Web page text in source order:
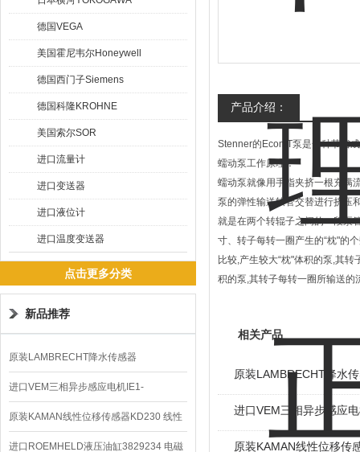
德国VEGA
美国霍尼韦尔Honeywell
德国西门子Siemens
德国科隆KROHNE
美国索尔SOR
进口流量计
进口变送器
进口液位计
进口温度变送器
点击更多分类
新品推荐
原装LAMBRECHT降水传感器
00.14575.20气象仪
进口VEM三相异步感应电机IE1-
K21R80G4马达
原装KAMAN线性位移传感器KD230 线性
编码器
进口ROEMHELD液压油缸3829234 电磁
产品介绍：
Stenner的Econ T泵是一种节省
蠕动泵工作原理：
蠕动泵就像用手指夹挤一根充满
泵的弹性输送软管交替进行挤压
就是在两个转辊子之间的一段泵
寸、转子每转一圈产生的“枕"的
比较,产生较大“枕"体积的泵,其
积的泵,其转子每转一圈所输送的
相关产品
原装LAMBRECHT降水
进口VEM三相异步感应
原装KAMAN线性位移传